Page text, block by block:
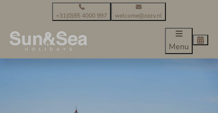
+31(0)85 4000 997 welcome@zezv.nl
Menu